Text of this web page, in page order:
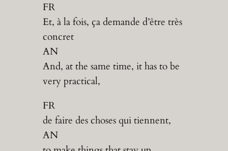
FR
Et, à la fois, ça demande d’être très
concret
AN
And, at the same time, it has to be
very practical,
FR
de faire des choses qui tiennent,
AN